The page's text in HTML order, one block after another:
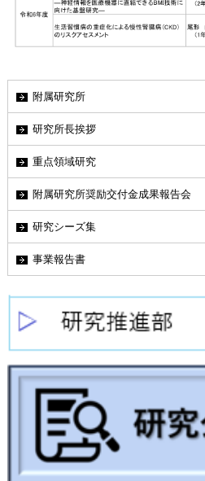
附属研究所
研究所長挨拶
重点領域研究
附属研究所奨励交付金成果報告会
研究シーズ集
事業報告書